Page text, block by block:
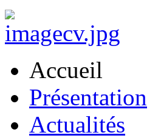
Accueil
Présentation
Actualités